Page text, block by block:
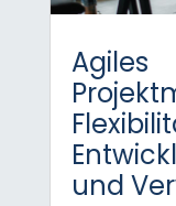
Agiles
und